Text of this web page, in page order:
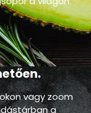
legkeresettebb
a világon.